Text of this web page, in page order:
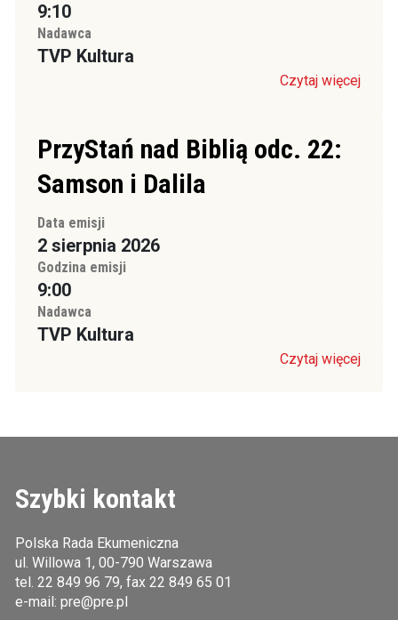
9:10
Nadawca
TVP Kultura
Czytaj więcej
PrzyStań nad Biblią odc. 22:
Samson i Dalila
Data emisji
2 sierpnia 2026
Godzina emisji
9:00
Nadawca
TVP Kultura
Czytaj więcej
Szybki kontakt
Polska Rada Ekumeniczna
ul. Willowa 1, 00-790 Warszawa
tel. 22 849 96 79, fax 22 849 65 01
e-mail: pre@pre.pl